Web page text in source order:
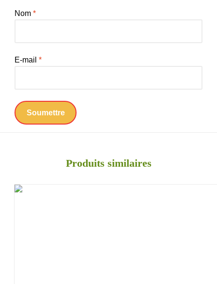
Nom *
E-mail *
Produits similaires